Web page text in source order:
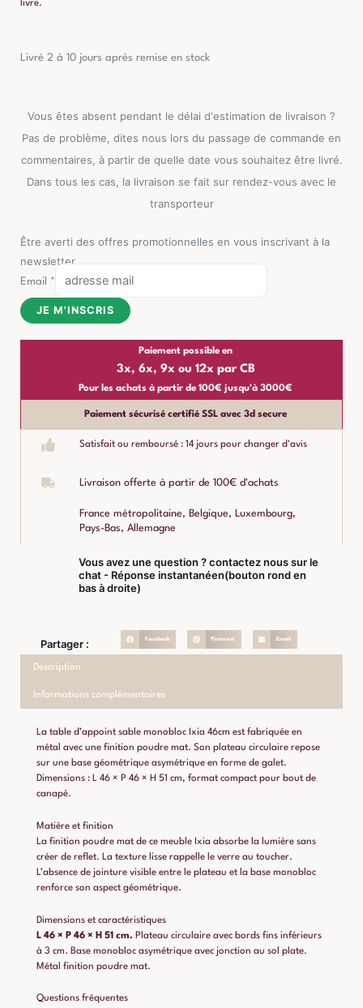
livre.
Livré 2 à 10 jours après remise en stock
Vous êtes absent pendant le délai d'estimation de livraison ?
Pas de problème, dites nous lors du passage de commande en
commentaires, à partir de quelle date vous souhaitez être livré.
Dans tous les cas, la livraison se fait sur rendez-vous avec le
transporteur
Être averti des offres promotionnelles en vous inscrivant à la
newsletter
Email *
JE M'INSCRIS
Paiement possible en
3x, 6x, 9x ou 12x par CB
Pour les achats à partir de 100€ jusqu'à 3000€
Paiement sécurisé certifié SSL avec 3d secure
Satisfait ou remboursé : 14 jours pour changer d'avis
Livraison offerte à partir de 100€ d'achats
France métropolitaine, Belgique, Luxembourg,
Pays-Bas, Allemagne
Vous avez une question ? contactez nous sur le
chat - Réponse instantanéen(bouton rond en
bas à droite)
Partager : Facebook Pinterest Email
Description
Informations complémentaires
La table d’appoint sable monobloc Ixia 46cm est fabriquée en
métal avec une finition poudre mat. Son plateau circulaire repose
sur une base géométrique asymétrique en forme de galet.
Dimensions : L 46 × P 46 × H 51 cm, format compact pour bout de
canapé.
Matière et finition
La finition poudre mat de ce meuble Ixia absorbe la lumière sans
créer de reflet. La texture lisse rappelle le verre au toucher.
L’absence de jointure visible entre le plateau et la base monobloc
renforce son aspect géométrique.
Dimensions et caractéristiques
L 46 × P 46 × H 51 cm. Plateau circulaire avec bords fins inférieurs
à 3 cm. Base monobloc asymétrique avec jonction au sol plate.
Métal finition poudre mat.
Questions fréquentes